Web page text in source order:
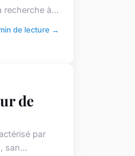
recherche à...
de lecture →
de
par
san...